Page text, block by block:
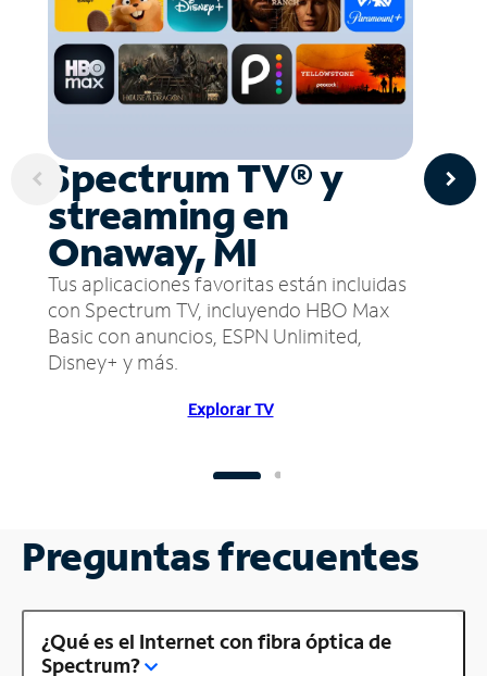
Spectrum TV® y
streaming en
Onaway, MI
Tus aplicaciones favoritas están incluidas
con Spectrum TV, incluyendo HBO Max
Basic con anuncios, ESPN Unlimited,
Disney+ y más.
Explorar TV
Preguntas frecuentes
¿Qué es el Internet con fibra óptica de
Spectrum?